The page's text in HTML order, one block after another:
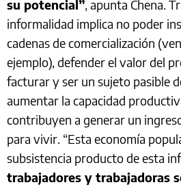
su potencial”, apunta Chena.
informalidad implica no poder
cadenas de comercialización
ejemplo), defender el valor del
facturar y ser un sujeto pasible
aumentar la capacidad
contribuyen a generar un
para vivir. “Esta economía
subsistencia producto de esta
trabajadores y trabajadoras